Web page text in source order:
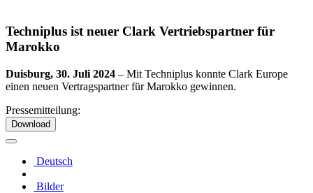
Techniplus ist neuer Clark Vertriebspartner für
Marokko
Duisburg, 30. Juli 2024 – Mit Techniplus konnte Clark Europe
einen neuen Vertragspartner für Marokko gewinnen.
Pressemitteilung:
Download
Deutsch
Bilder